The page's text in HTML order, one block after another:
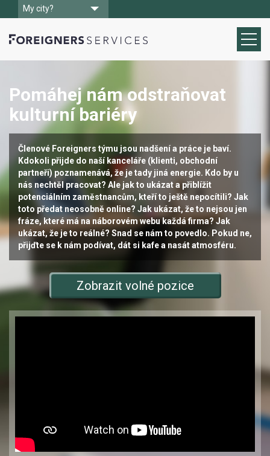
My city?
Pomáhej nám odstraňovat
kulturní bariéry
Členové Foreigners týmu jsou nadšení a práce je baví.
Kdokoli přijde do naší kanceláře (klienti, obchodní
partneři) poznamenává, že je tady jiná energie. Kdo by u
nás nechtěl pracovat? Ale jak to ukázat a přiblížit
potenciálním zaměstnancům, kteří to ještě nepocítili? Jak
toto předat neosobně online? Jak ukázat, že to nejsou jen
fráze, které má na náborovém webu každá firma? Jak
ukázat, že je to reálné? Snad se nám to povedlo. Pokud ne,
přijďte se k nám podívat, dát si kafe a nasát atmosféru.
Zobrazit volné pozice